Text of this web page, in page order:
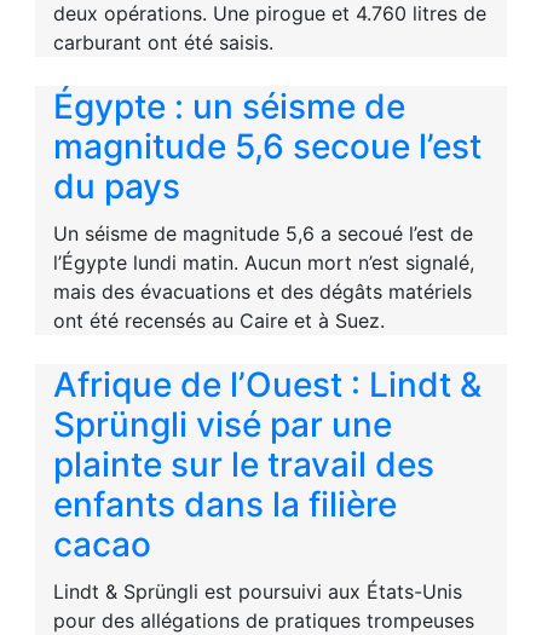
deux opérations. Une pirogue et 4.760 litres de
carburant ont été saisis.
Égypte : un séisme de
magnitude 5,6 secoue l’est
du pays
Un séisme de magnitude 5,6 a secoué l’est de
l’Égypte lundi matin. Aucun mort n’est signalé,
mais des évacuations et des dégâts matériels
ont été recensés au Caire et à Suez.
Afrique de l’Ouest : Lindt &
Sprüngli visé par une
plainte sur le travail des
enfants dans la filière
cacao
Lindt & Sprüngli est poursuivi aux États-Unis
pour des allégations de pratiques trompeuses